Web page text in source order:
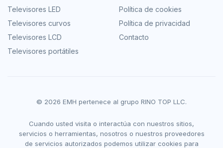
Televisores LED
Televisores curvos
Televisores LCD
Televisores portátiles
Política de cookies
Política de privacidad
Contacto
© 2026 EMH pertenece al grupo RINO TOP LLC.
Cuando usted visita o interactúa con nuestros sitios,
servicios o herramientas, nosotros o nuestros proveedores
de servicios autorizados podemos utilizar cookies para